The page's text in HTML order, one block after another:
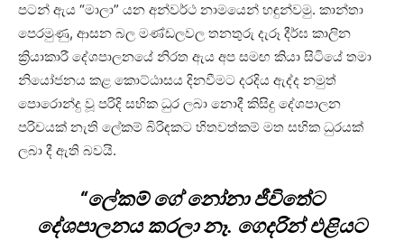
පටන් ඇය “මාලා” යන අන්වර්ථ නාමයෙන් හඳුන්වමු. කාන්තා
පෙරමුණු, ආසන බල මණ්ඩලවල තනතුරු දැරූ දීර්ඝ කාලින
ක්‍රියාකාරී දේශපාලනයේ නිරත ඇය අප සමඟ කියා සිටියේ තමා
නියෝජනය කළ කොට්ඨාසය දිනවීමට දරදිය ඇද්ද නමුත්
පොරොන්දු වූ පරිදි සභික ධුර ලබා නොදී කිසිදු දේශපාලන
පරිචයක් නැති ලේකම් බිරිඳකට හිතවත්කම් මත සභික ධුරයක්
ලබා දී ඇති බවයි.
“ලේකම් ගේ නෝනා ජීවිතේට
දේශපාලනය කරලා නෑ. ගෙදරින් එළියට